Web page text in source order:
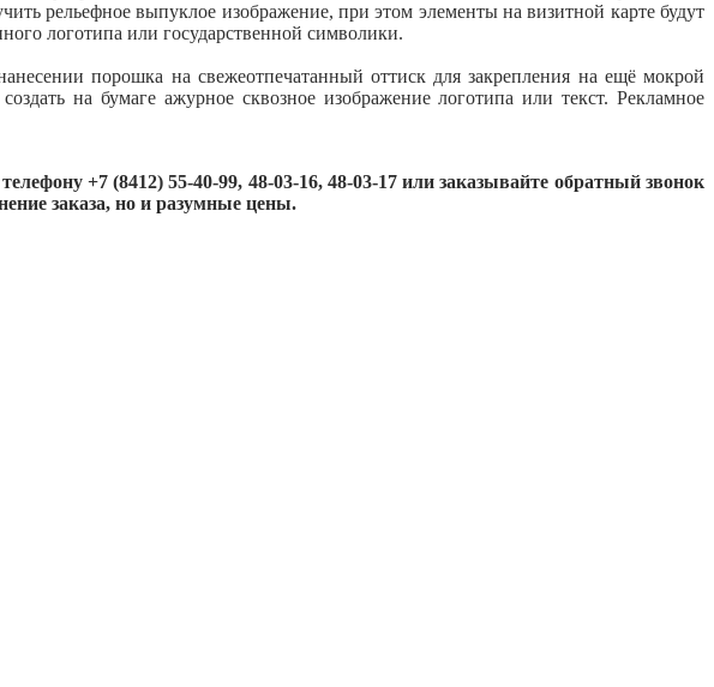
рельефное выпуклое изображение, при этом элементы на визитной карте будут
логотипа или государственной символики.
порошка на свежеотпечатанный оттиск для закрепления на ещё мокрой
на бумаге ажурное сквозное изображение логотипа или текст. Рекламное
+7 (8412) 55-40-99, 48-03-16, 48-03-17 или заказывайте обратный звонок
заказа, но и разумные цены.